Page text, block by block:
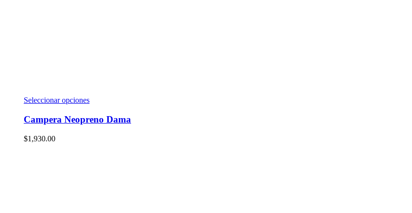
Seleccionar opciones
Campera Neopreno Dama
$1,930.00